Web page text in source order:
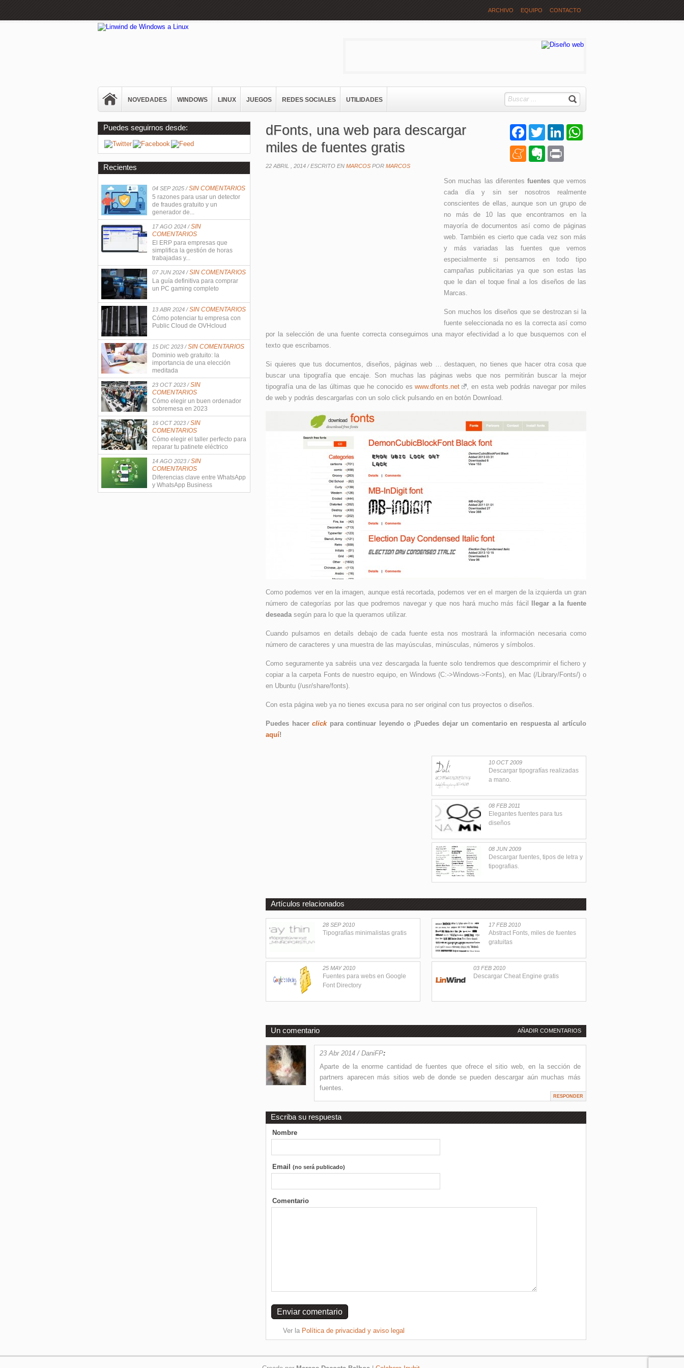
ARCHIVO EQUIPO CONTACTO
NOVEDADES WINDOWS LINUX JUEGOS REDES SOCIALES UTILIDADES
FacebookTwitter LinkedIn
MeneameEvernote
dFonts, una web para descargar
miles de fuentes gratis
22 ABRIL , 2014 /ESCRITO EN MARCOS POR MARCOS
Son muchas las diferentesfuentes que vemos
cada día y sin ser nosotros realmente
conscientes de ellas, aunque son un grupo de
no más de 10 las que encontramos en la
mayoría de documentos así como de páginas
web. También es cierto que cada vez son más
y más variadas las fuentes que vemos
especialmente si pensamos en todo tipo
campañas publicitarias ya que son estas las
que le dan el toque final a los diseños de las
Marcas.
Son muchos los diseños que se destrozan si la
fuente seleccionada no es la correcta así como
por la selección de una fuente correcta conseguimos una mayor efectividad a lo que busquemos con el
texto que escribamos.
Si quieres que tus documentos, diseños, páginas web … destaquen, no tienes que hacer otra cosa que
buscar una tipografía que encaje. Son muchas las páginas webs que nos permitirán buscar la mejor
tipografía una de las últimas que he conocido eswww.dfonts.net
, en esta web podrás navegar por miles
de web y podrás descargarlas con un solo click pulsando en en botón Download.
Como podemos ver en la imagen, aunque está recortada, podemos ver en el margen de la izquierda un gran
número de categorías por las que podremos navegar y que nos hará mucho más fácil
llegar a la fuente
deseadasegún para lo que la queramos utilizar.
Cuando pulsamos en details debajo de cada fuente esta nos mostrará la información necesaria como
número de caracteres y una muestra de las mayúsculas, minúsculas, números y símbolos.
Como seguramente ya sabréis una vez descargada la fuente solo tendremos que descomprimir el fichero y
copiar a la carpeta Fonts de nuestro equipo, en Windows (C:->Windows->Fonts), en Mac (/Library/Fonts/) o
en Ubuntu (/usr/share/fonts).
Con esta página web ya no tienes excusa para no ser original con tus proyectos o diseños.
Puedes hacerclickpara continuar leyendo o ¡Puedes dejar un comentario en respuesta al artículo
aquí!
10 OCT 2009
Descargar tipografías realizadas
a mano.
08 FEB 2011
Elegantes fuentes para tus
diseños
08 JUN 2009
Descargar fuentes, tipos de letra y
tipografias.
Artículos relacionados
17 FEB 2010
Abstract Fonts, miles de fuentes
gratuitas
28 SEP 2010
Tipografías minimalistas gratis
03 FEB 2010
Descargar Cheat Engine gratis
25 MAY 2010
Fuentes para webs en Google
Font Directory
Un comentario AÑADIR COMENTARIOS
23 Abr 2014 / DaniFP:
Aparte de la enorme cantidad de fuentes que ofrece el sitio web, en la sección de
partners aparecen más sitios web de donde se pueden descargar aún muchas más
fuentes.
RESPONDER
Escriba su respuesta
Nombre
Email (no será publicado)
Comentario
Ver la Política de privacidad y aviso legal
Puedes seguirnos desde:
Recientes
04 SEP 2025 /SIN COMENTARIOS
5 razones para usar un detector
de fraudes gratuito y un
generador de...
17 AGO 2024 /SIN
COMENTARIOS
El ERP para empresas que
simplifica la gestión de horas
trabajadas y...
07 JUN 2024 /SIN COMENTARIOS
La guía definitiva para comprar
un PC gaming completo
13 ABR 2024 /SIN COMENTARIOS
Cómo potenciar tu empresa con
Public Cloud de OVHcloud
15 DIC 2023 /SIN COMENTARIOS
Dominio web gratuito: la
importancia de una elección
meditada
23 OCT 2023 /SIN
COMENTARIOS
Cómo elegir un buen ordenador
sobremesa en 2023
16 OCT 2023 /SIN
COMENTARIOS
Cómo elegir el taller perfecto para
reparar tu patinete eléctrico
14 AGO 2023 /SIN
COMENTARIOS
Diferencias clave entre WhatsApp
y WhatsApp Business